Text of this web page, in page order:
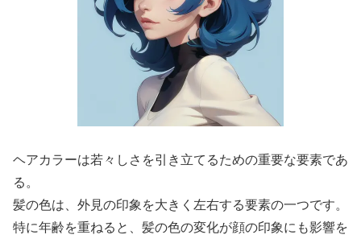
ヘアカラーは若々しさを引き立てるための重要な要素であ
る。
髪の色は、外見の印象を大きく左右する要素の一つです。
特に年齢を重ねると、髪の色の変化が顔の印象にも影響を